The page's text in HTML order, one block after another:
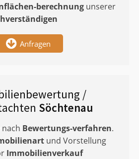
berechnung unserer
Anfragen
/
Söchtenau
Bewertungs-verfahren.
und Vorstellung
Immobilienverkauf